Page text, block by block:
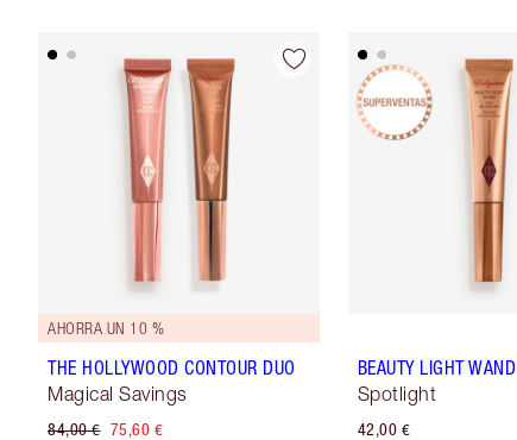
AHORRA UN 10 %
THE HOLLYWOOD CONTOUR DUO
Magical Savings
84,00 € 75,60 €
BEAUTY LIGHT WAND
Spotlight
42,00 €